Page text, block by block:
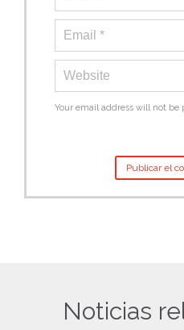
Your email address will not be
Noticias